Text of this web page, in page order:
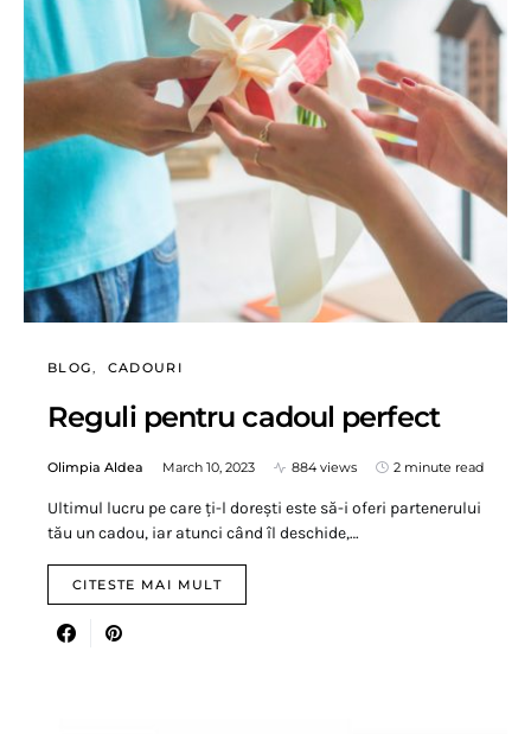
BLOG CADOURI
Reguli pentru cadoul perfect
Olimpia Aldea March 10, 2023 884 views 2 minute read
Ultimul lucru pe care ți-l dorești este să-i oferi partenerului
tău un cadou, iar atunci când îl deschide,…
CITESTE MAI MULT